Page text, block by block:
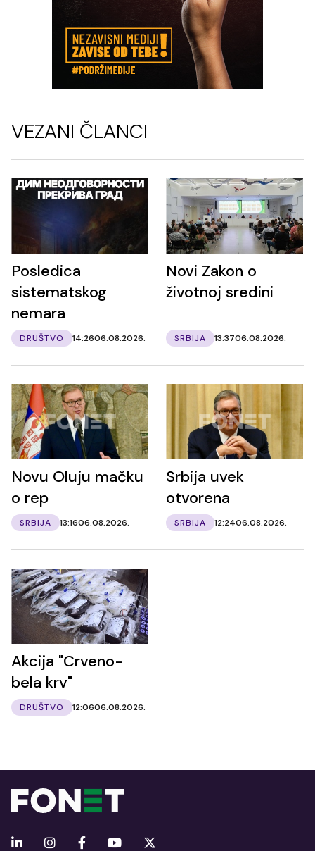
VEZANI ČLANCI
Posledica
sistematskog
nemara
DRUŠTVO 14:2606.08.2026.
Novi Zakon o
životnoj sredini
SRBIJA 13:3706.08.2026.
Novu Oluju mačku
o rep
SRBIJA 13:1606.08.2026.
Srbija uvek
otvorena
SRBIJA 12:2406.08.2026.
Akcija "Crveno-
bela krv"
DRUŠTVO 12:0606.08.2026.